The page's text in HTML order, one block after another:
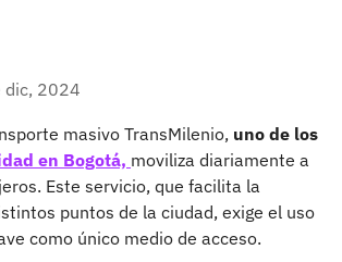
dic, 2024
masivo TransMilenio, uno de los
en Bogotá, moviliza diariamente a
Este servicio, que facilita la
puntos de la ciudad, exige el uso
como único medio de acceso.